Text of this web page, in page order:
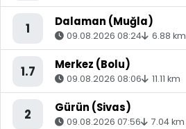
1 Dalaman (Muğla)
09.08.2026 08:24 6.88 km
1.7 Merkez (Bolu)
09.08.2026 08:06 11.11 km
2 Gürün (Sivas)
09.08.2026 07:56 7.04 km